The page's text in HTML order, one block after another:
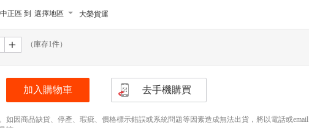
正區 到 選擇地區 大榮貨運
﹢ （庫存1件）
加入購物車 去手機購買
如因商品缺貨、停產、瑕疵、價格標示錯誤或系統問題等因素造成無法出貨，將以電話或email